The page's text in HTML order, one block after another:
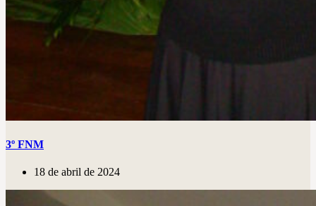
3º FNM
18 de abril de 2024